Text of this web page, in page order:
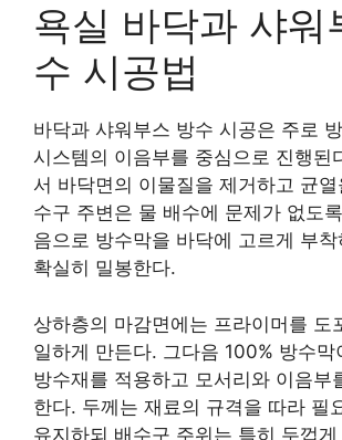
욕실 바닥과 샤워
수 시공법
바닥과 샤워부스 방수 시공은 주로
시스템의 이음부를 중심으로 진행된
서 바닥면의 이물질을 제거하고 균열
수구 주변은 물 배수에 문제가 없도
음으로 방수막을 바닥에 고르게 부
확실히 밀봉한다.
상하층의 마감면에는 프라이머를 도
일하게 만든다. 그다음 100% 방수막
방수재를 적용하고 모서리와 이음부
한다. 두께는 재료의 규격을 따라 필
유지하되 배수구 주위는 특히 두껍